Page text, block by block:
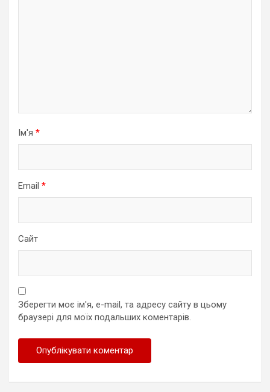
Ім'я *
Email *
Сайт
Зберегти моє ім'я, e-mail, та адресу сайту в цьому
браузері для моїх подальших коментарів.